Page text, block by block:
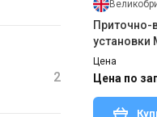
2
установки
A
Цена
Цена по